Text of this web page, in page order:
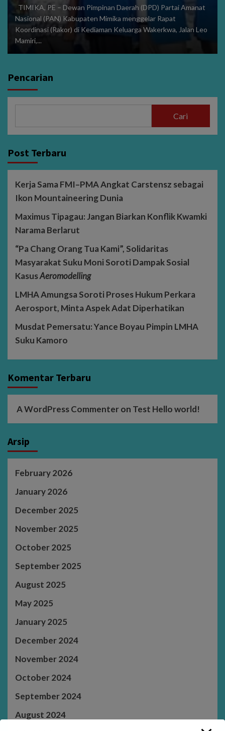
TIMIKA, PE – Dewan Pimpinan Daerah (DPD) Partai Amanat
Nasional (PAN) Kabupaten Mimika menggelar Rapat
Koordinasi (Rakor) di Kediaman Keluarga Wakerkwa, Jalan Leo
Mamiri,...
Pencarian
Cari
Post Terbaru
Kerja Sama FMI–PMA Angkat Carstensz sebagai
Ikon Mountaineering Dunia
Maximus Tipagau: Jangan Biarkan Konflik Kwamki
Narama Berlarut
“Pa Chang Orang Tua Kami”, Solidaritas
Masyarakat Suku Moni Soroti Dampak Sosial
KasusAeromodelling
LMHA Amungsa Soroti Proses Hukum Perkara
Aerosport, Minta Aspek Adat Diperhatikan
Musdat Pemersatu: Yance Boyau Pimpin LMHA
Suku Kamoro
Komentar Terbaru
A WordPress Commenteron Test Hello world!
Arsip
February 2026
January 2026
December 2025
November 2025
October 2025
September 2025
August 2025
May 2025
January 2025
December 2024
November 2024
October 2024
September 2024
August 2024